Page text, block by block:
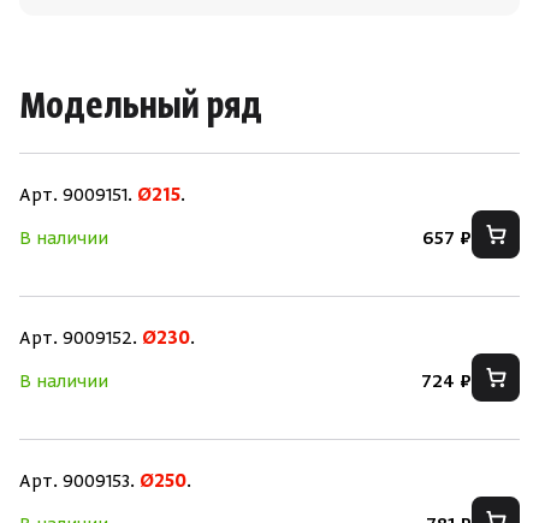
Модельный ряд
Арт. 9009151. Ø215.
В наличии
657 ₽
Арт. 9009152. Ø230.
В наличии
724 ₽
Арт. 9009153. Ø250.